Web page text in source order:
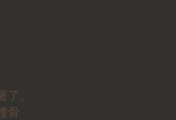
。
骨